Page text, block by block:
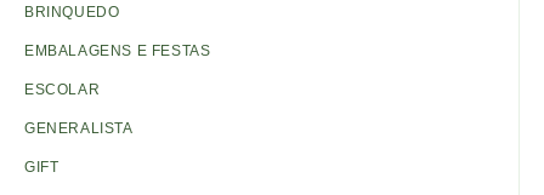
BRINQUEDO
EMBALAGENS E FESTAS
ESCOLAR
GENERALISTA
GIFT